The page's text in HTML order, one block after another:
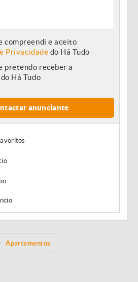
compreendi e aceito
Privacidade do Há Tudo
pretendo receber a
Há Tudo
anunciante
Apartamentos